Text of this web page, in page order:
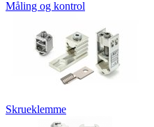
Måling og kontrol
Skrueklemme